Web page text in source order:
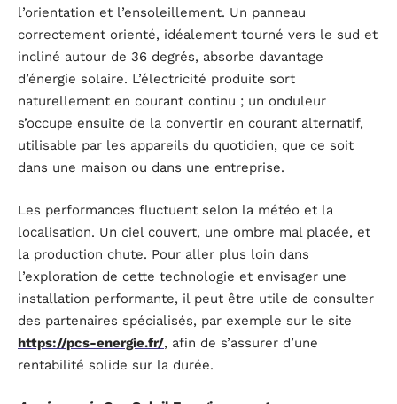
l’orientation et l’ensoleillement. Un panneau
correctement orienté, idéalement tourné vers le sud et
incliné autour de 36 degrés, absorbe davantage
d’énergie solaire. L’électricité produite sort
naturellement en courant continu ; un onduleur
s’occupe ensuite de la convertir en courant alternatif,
utilisable par les appareils du quotidien, que ce soit
dans une maison ou dans une entreprise.
Les performances fluctuent selon la météo et la
localisation. Un ciel couvert, une ombre mal placée, et
la production chute. Pour aller plus loin dans
l’exploration de cette technologie et envisager une
installation performante, il peut être utile de consulter
des partenaires spécialisés, par exemple sur le site
https://pcs-energie.fr/, afin de s’assurer d’une
rentabilité solide sur la durée.